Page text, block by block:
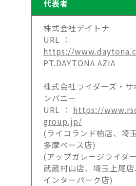
代表者
株式会社デイトナ
URL ：
https://
PT.DAYTONA AZIA
株式会社ライダーズ・サ
ンパニー
URL ： https://
group.jp/
(ライコランド柏店、埼
多摩ベース店)
(アップガレージライダー
武蔵村山店、埼玉上尾
インターパーク店)